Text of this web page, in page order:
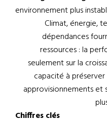
environnement plus
Climat, énergie,
dépendances
ressources : la
seulement sur la
capacité à
approvisionnements et
Chiffres clés